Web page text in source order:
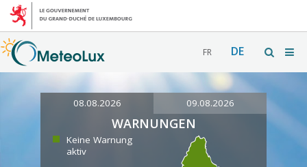
FR DE
08.08.2026 09.08.2026
WARNUNGEN
Keine Warnung
aktiv